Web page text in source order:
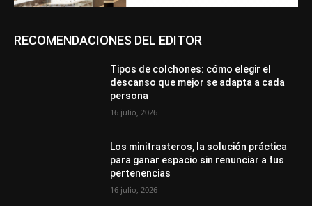
RECOMENDACIONES DEL EDITOR
Tipos de colchones: cómo elegir el
descanso que mejor se adapta a cada
persona
16 julio, 2026
Los minitrasteros, la solución práctica
para ganar espacio sin renunciar a tus
pertenencias
16 julio, 2026